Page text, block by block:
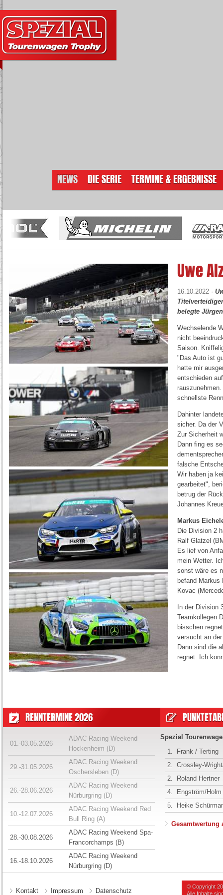
NEWS DIE SERIE TERMINE & ERGEBNISSE
Uwe
16.10.2022 ·
belegte
Wechselende
nicht
Saison.
"Das Auto ist
hatte mir
entschieden
schnellste
Dahinter
sicher. Da der
Zur Sicherheit
Dann fing es
falsche
Wir haben ja
gearbeitet",
betrug der
Johannes
Markus
Die Division 2
Ralf Glatzel
Es lief von
mein Wetter.
sonst wäre es
befand
Kovac
In der Division
Teamkollegen
bisschen
versucht an
Dann sind die
regnet. Ich
RENNTERMINE 2026
01.-03.05.2026
ADAC Racing Weekend
Hockenheim (D)
29.-31.05.2026
ADAC Racing Weekend
Oschersleben (D)
26.-28.06.2026
ADAC Racing Weekend
Nürburgring (D)
10.-12.07.2026
ADAC Racing Weekend Red
Bull Ring (A)
28.-30.08.2026
ADAC Racing Weekend Spa-
Francorchamps (B)
16.-18.10.2026
ADAC Racing Weekend
Nürburgring (D)
Spezial
1.
Frank / Terting
2. Crossley-
2.
Roland Hertner
4.
Engström/Holm
5.
Heike
Gesamtwertung
Kontakt Impressum Datenschutz
© Copyright
Alle Inhalte